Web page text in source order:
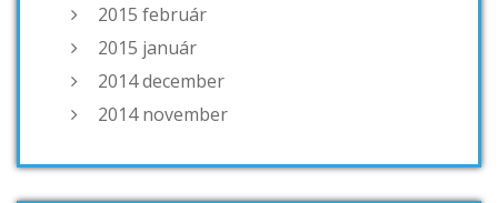
2015 február
2015 január
2014 december
2014 november